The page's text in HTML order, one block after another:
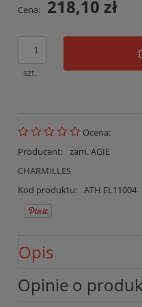
Cena: 218,10 zł
szt.
Ocena:
Producent: zam. AGIE
CHARMILLES
Kod produktu: ATH EL11004
Opis
Opinie o